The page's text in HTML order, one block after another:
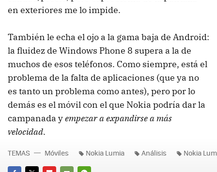
en exteriores me lo impide.
También le echa el ojo a la gama baja de Android:
la fluidez de Windows Phone 8 supera a la de
muchos de esos teléfonos. Como siempre, está el
problema de la falta de aplicaciones (que ya no
es tanto un problema como antes), pero por lo
demás es el móvil con el que Nokia podría dar la
campanada yempezar a expandirse a más
velocidad.
TEMAS Móviles Nokia Lumia Análisis Nokia